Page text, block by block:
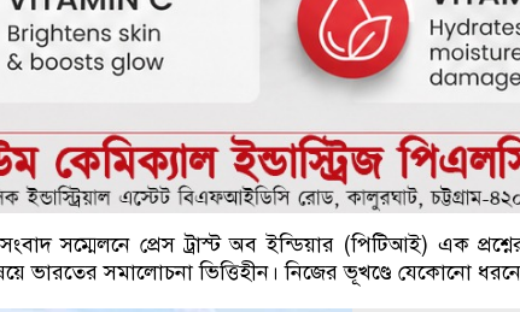
সম্মেলনে প্রেস ট্রাস্ট অব ইন্ডিয়ার (পিটিআই) এক
ভারতের সমালোচনা ভিত্তিহীন। নিজের ভূখণ্ডে যেকোনো